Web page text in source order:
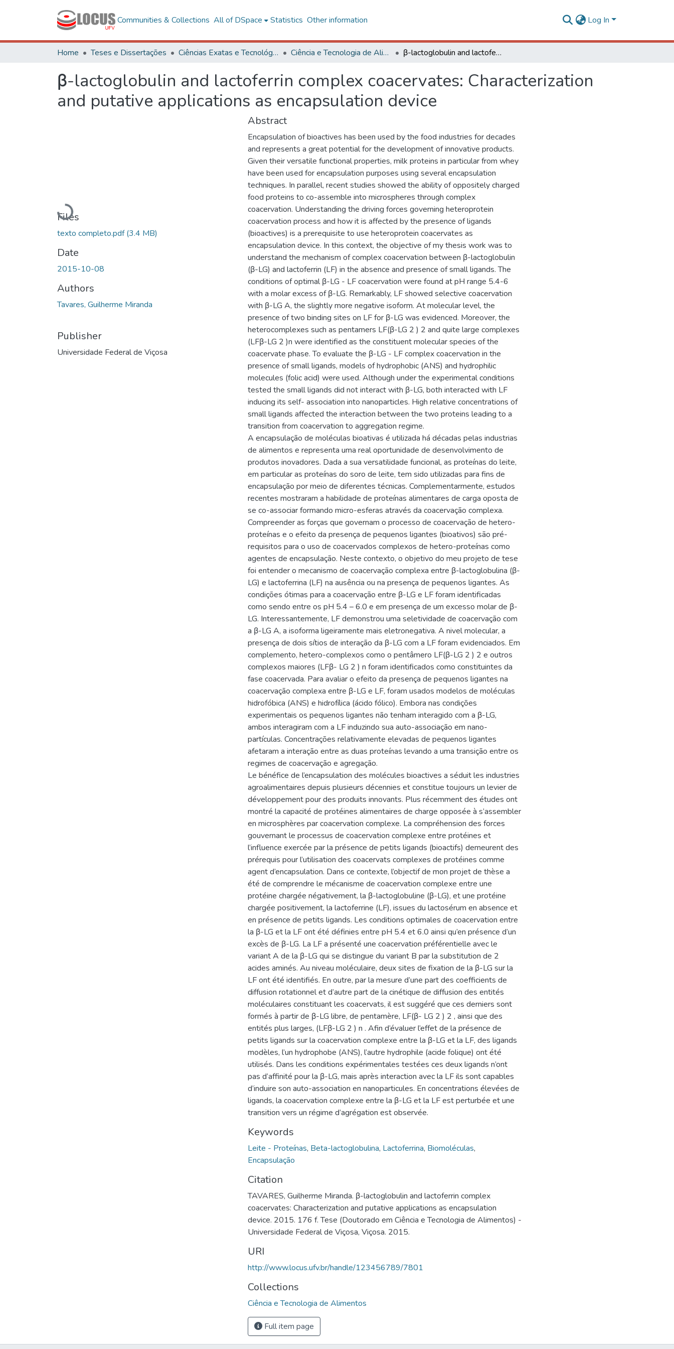
Communities & Collections All of DSpace Statistics Other information Log In
Home Teses e Dissertações Ciências Exatas e Tecnológicas Ciência e Tecnologia de Alimentos β-lactoglobulin and lactoferrin complex coacervates: Characterization and putative applications as encapsulation device
β-lactoglobulin and lactoferrin complex coacervates: Characterization
and putative applications as encapsulation device
Loading...
Files
texto completo.pdf(3.4 MB)
Date
2015-10-08
Authors
Tavares, Guilherme Miranda
Publisher
Universidade Federal de Viçosa
Abstract
Encapsulation of bioactives has been used by the food industries for decades
and represents a great potential for the development of innovative products.
Given their versatile functional properties, milk proteins in particular from whey
have been used for encapsulation purposes using several encapsulation
techniques. In parallel, recent studies showed the ability of oppositely charged
food proteins to co-assemble into microspheres through complex
coacervation. Understanding the driving forces governing heteroprotein
coacervation process and how it is affected by the presence of ligands
(bioactives) is a prerequisite to use heteroprotein coacervates as
encapsulation device. In this context, the objective of my thesis work was to
understand the mechanism of complex coacervation between β-lactoglobulin
(β-LG) and lactoferrin (LF) in the absence and presence of small ligands. The
conditions of optimal β-LG - LF coacervation were found at pH range 5.4-6
with a molar excess of β-LG. Remarkably, LF showed selective coacervation
with β-LG A, the slightly more negative isoform. At molecular level, the
presence of two binding sites on LF for β-LG was evidenced. Moreover, the
heterocomplexes such as pentamers LF(β-LG 2 ) 2 and quite large complexes
(LFβ-LG 2 )n were identified as the constituent molecular species of the
coacervate phase. To evaluate the β-LG - LF complex coacervation in the
presence of small ligands, models of hydrophobic (ANS) and hydrophilic
molecules (folic acid) were used. Although under the experimental conditions
tested the small ligands did not interact with β-LG, both interacted with LF
inducing its self- association into nanoparticles. High relative concentrations of
small ligands affected the interaction between the two proteins leading to a
transition from coacervation to aggregation regime.
A encapsulação de moléculas bioativas é utilizada há décadas pelas industrias
de alimentos e representa uma real oportunidade de desenvolvimento de
produtos inovadores. Dada a sua versatilidade funcional, as proteínas do leite,
em particular as proteínas do soro de leite, tem sido utilizadas para fins de
encapsulação por meio de diferentes técnicas. Complementarmente, estudos
recentes mostraram a habilidade de proteínas alimentares de carga oposta de
se co-associar formando micro-esferas através da coacervação complexa.
Compreender as forças que governam o processo de coacervação de hetero-
proteínas e o efeito da presença de pequenos ligantes (bioativos) são pré-
requisitos para o uso de coacervados complexos de hetero-proteínas como
agentes de encapsulação. Neste contexto, o objetivo do meu projeto de tese
foi entender o mecanismo de coacervação complexa entre β-lactoglobulina (β-
LG) e lactoferrina (LF) na ausência ou na presença de pequenos ligantes. As
condições ótimas para a coacervação entre β-LG e LF foram identificadas
como sendo entre os pH 5.4 – 6.0 e em presença de um excesso molar de β-
LG. Interessantemente, LF demonstrou uma seletividade de coacervação com
a β-LG A, a isoforma ligeiramente mais eletronegativa. A nivel molecular, a
presença de dois sítios de interação da β-LG com a LF foram evidenciados. Em
complemento, hetero-complexos como o pentâmero LF(β-LG 2 ) 2 e outros
complexos maiores (LFβ- LG 2 ) n foram identificados como constituintes da
fase coacervada. Para avaliar o efeito da presença de pequenos ligantes na
coacervação complexa entre β-LG e LF, foram usados modelos de moléculas
hidrofóbica (ANS) e hidrofílica (ácido fólico). Embora nas condições
experimentais os pequenos ligantes não tenham interagido com a β-LG,
ambos interagiram com a LF induzindo sua auto-associação em nano-
partículas. Concentrações relativamente elevadas de pequenos ligantes
afetaram a interação entre as duas proteínas levando a uma transição entre os
regimes de coacervação e agregação.
Le bénéfice de l’encapsulation des molécules bioactives a séduit les industries
agroalimentaires depuis plusieurs décennies et constitue toujours un levier de
développement pour des produits innovants. Plus récemment des études ont
montré la capacité de protéines alimentaires de charge opposée à s’assembler
en microsphères par coacervation complexe. La compréhension des forces
gouvernant le processus de coacervation complexe entre protéines et
l’influence exercée par la présence de petits ligands (bioactifs) demeurent des
prérequis pour l’utilisation des coacervats complexes de protéines comme
agent d’encapsulation. Dans ce contexte, l’objectif de mon projet de thèse a
été de comprendre le mécanisme de coacervation complexe entre une
protéine chargée négativement, la β-lactoglobuline (β-LG), et une protéine
chargée positivement, la lactoferrine (LF), issues du lactosérum en absence et
en présence de petits ligands. Les conditions optimales de coacervation entre
la β-LG et la LF ont été définies entre pH 5.4 et 6.0 ainsi qu’en présence d’un
excès de β-LG. La LF a présenté une coacervation préférentielle avec le
variant A de la β-LG qui se distingue du variant B par la substitution de 2
acides aminés. Au niveau moléculaire, deux sites de fixation de la β-LG sur la
LF ont été identifiés. En outre, par la mesure d’une part des coefficients de
diffusion rotationnel et d’autre part de la cinétique de diffusion des entités
moléculaires constituant les coacervats, il est suggéré que ces derniers sont
formés à partir de β-LG libre, de pentamère, LF(β- LG 2 ) 2 , ainsi que des
entités plus larges, (LFβ-LG 2 ) n . Afin d’évaluer l’effet de la présence de
petits ligands sur la coacervation complexe entre la β-LG et la LF, des ligands
modèles, l’un hydrophobe (ANS), l’autre hydrophile (acide folique) ont été
utilisés. Dans les conditions expérimentales testées ces deux ligands n’ont
pas d’affinité pour la β-LG, mais après interaction avec la LF ils sont capables
d’induire son auto-association en nanoparticules. En concentrations élevées de
ligands, la coacervation complexe entre la β-LG et la LF est perturbée et une
transition vers un régime d’agrégation est observée.
Keywords
Leite - Proteínas, Beta-lactoglobulina, Lactoferrina, Biomoléculas,
Encapsulação
Citation
TAVARES, Guilherme Miranda. β-lactoglobulin and lactoferrin complex
coacervates: Characterization and putative applications as encapsulation
device. 2015. 176 f. Tese (Doutorado em Ciência e Tecnologia de Alimentos) -
Universidade Federal de Viçosa, Viçosa. 2015.
URI
http://www.locus.ufv.br/handle/123456789/7801
Collections
Ciência e Tecnologia de Alimentos
Full item page